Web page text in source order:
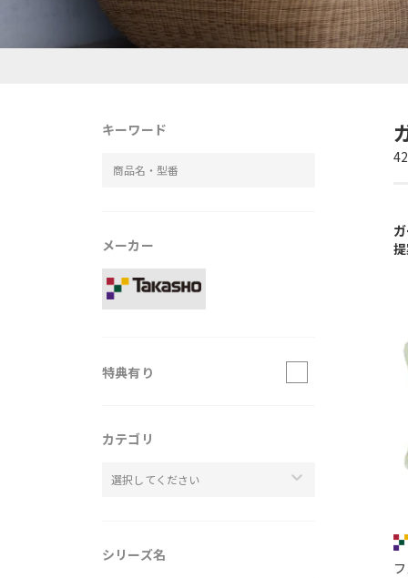
キーワード
メーカー
特典有り
カテゴリ
選択してください
シリーズ名
42